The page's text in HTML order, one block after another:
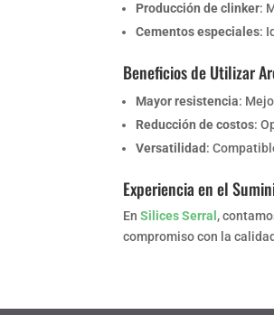
Producción de clinker:
Cementos especiales:
Beneficios de Utilizar
Mayor resistencia:
Reducción de costos:
Versatilidad:
Experiencia en el
En Silices Serral ,
compromiso con la